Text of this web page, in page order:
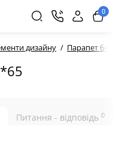
0
дизайну Парапет
Питання - відповідь 0